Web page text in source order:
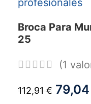
Broca Para
25
(1
112,91€ 79,04